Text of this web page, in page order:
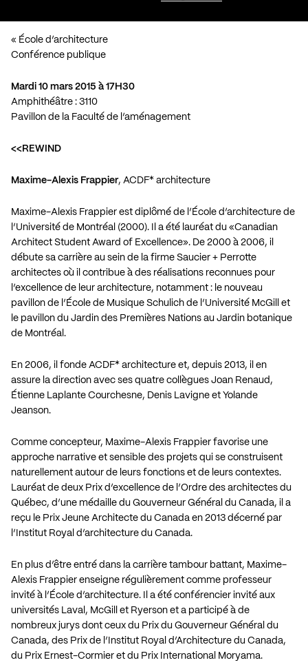
« École d’architecture
Conférence publique
Mardi 10 mars 2015 à 17H30
Amphithéâtre : 3110
Pavillon de la Faculté de l’aménagement
<<REWIND
Maxime-Alexis Frappier, ACDF* architecture
Maxime-Alexis Frappier est diplômé de l’École d’architecture de
l’Université de Montréal (2000). Il a été lauréat du «Canadian
Architect Student Award of Excellence». De 2000 à 2006, il
débute sa carrière au sein de la firme Saucier + Perrotte
architectes où il contribue à des réalisations reconnues pour
l’excellence de leur architecture, notamment : le nouveau
pavillon de l’École de Musique Schulich de l’Université McGill et
le pavillon du Jardin des Premières Nations au Jardin botanique
de Montréal.
En 2006, il fonde ACDF* architecture et, depuis 2013, il en
assure la direction avec ses quatre collègues Joan Renaud,
Étienne Laplante Courchesne, Denis Lavigne et Yolande
Jeanson.
Comme concepteur, Maxime-Alexis Frappier favorise une
approche narrative et sensible des projets qui se construisent
naturellement autour de leurs fonctions et de leurs contextes.
Lauréat de deux Prix d’excellence de l’Ordre des architectes du
Québec, d’une médaille du Gouverneur Général du Canada, il a
reçu le Prix Jeune Architecte du Canada en 2013 décerné par
l’Institut Royal d’architecture du Canada.
En plus d’être entré dans la carrière tambour battant, Maxime-
Alexis Frappier enseigne régulièrement comme professeur
invité à l’École d’architecture. Il a été conférencier invité aux
universités Laval, McGill et Ryerson et a participé à de
nombreux jurys dont ceux du Prix du Gouverneur Général du
Canada, des Prix de l’Institut Royal d’Architecture du Canada,
du Prix Ernest-Cormier et du Prix International Moryama.